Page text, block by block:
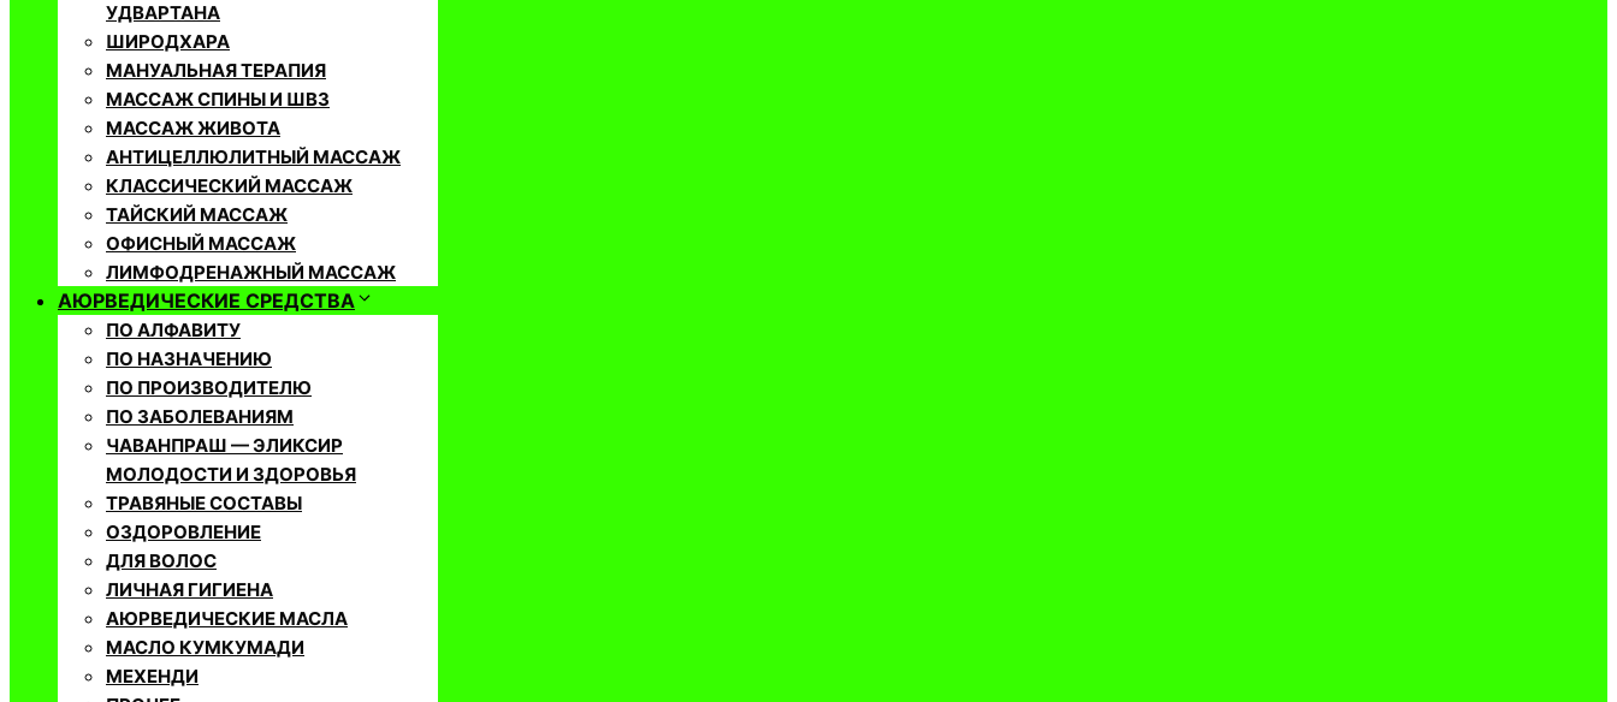
УДВАРТАНА
ШИРОДХАРА
МАНУАЛЬНАЯ ТЕРАПИЯ
МАССАЖ СПИНЫ И ШВЗ
МАССАЖ ЖИВОТА
АНТИЦЕЛЛЮЛИТНЫЙ МАССАЖ
КЛАССИЧЕСКИЙ МАССАЖ
ТАЙСКИЙ МАССАЖ
ОФИСНЫЙ МАССАЖ
ЛИМФОДРЕНАЖНЫЙ МАССАЖ
АЮРВЕДИЧЕСКИЕ СРЕДСТВА
ПО АЛФАВИТУ
ПО НАЗНАЧЕНИЮ
ПО ПРОИЗВОДИТЕЛЮ
ПО ЗАБОЛЕВАНИЯМ
ЧАВАНПРАШ — ЭЛИКСИР
МОЛОДОСТИ И ЗДОРОВЬЯ
ТРАВЯНЫЕ СОСТАВЫ
ОЗДОРОВЛЕНИЕ
ДЛЯ ВОЛОС
ЛИЧНАЯ ГИГИЕНА
АЮРВЕДИЧЕСКИЕ МАСЛА
МАСЛО КУМКУМАДИ
МЕХЕНДИ